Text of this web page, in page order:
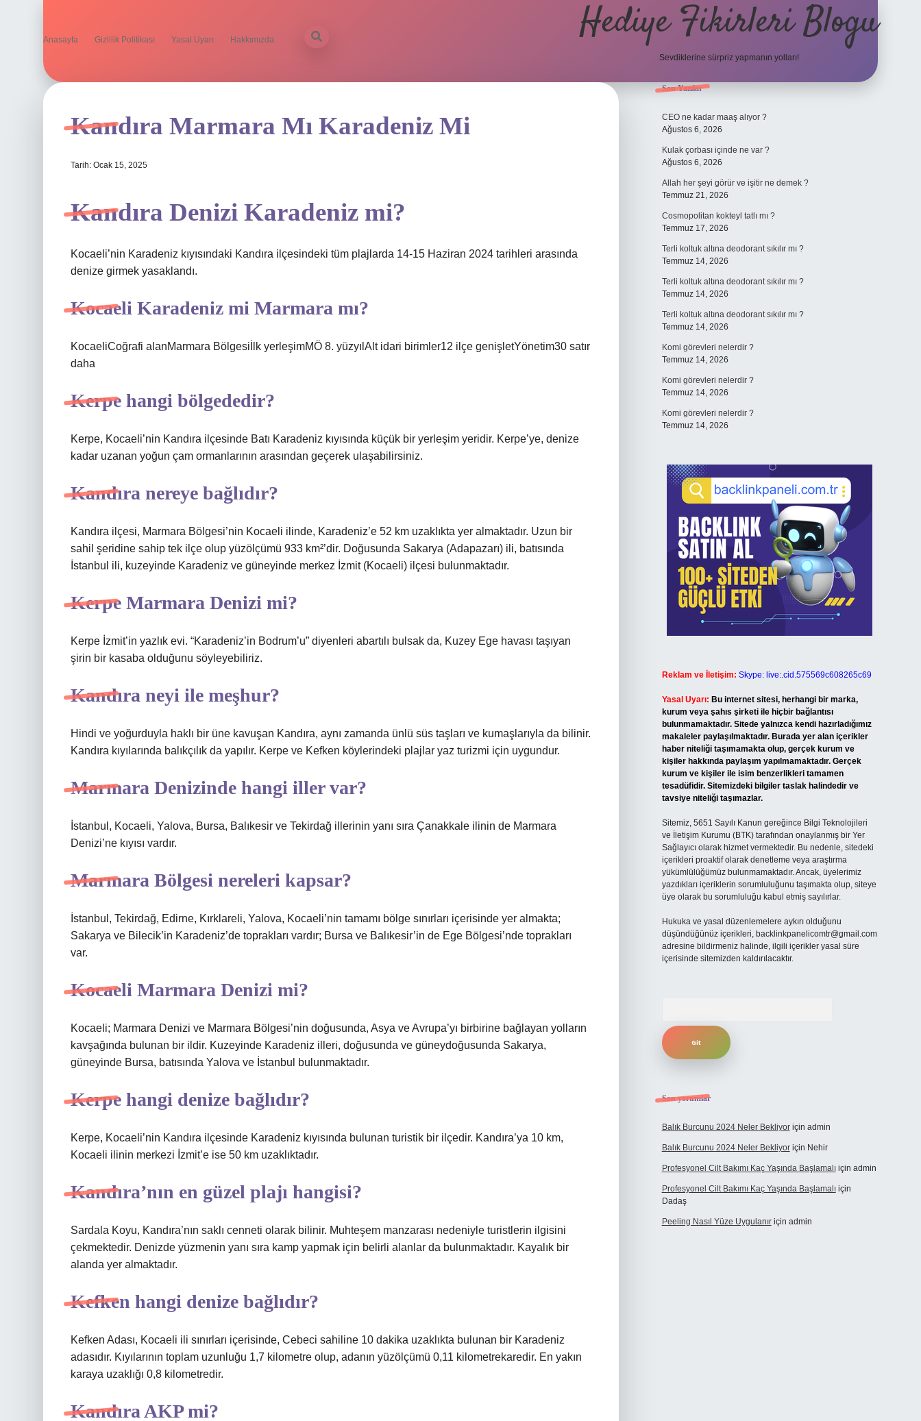
Anasayfa Gizlilik Politikası Yasal Uyarı Hakkımızda Hediye Fikirleri Blogu
Sevdiklerine sürpriz yapmanın yolları!
Kandıra Marmara Mı Karadeniz Mi
Tarih: Ocak 15, 2025
Kandıra Denizi Karadeniz mi?
Kocaeli’nin Karadeniz kıyısındaki Kandıra ilçesindeki tüm plajlarda 14-15 Haziran 2024 tarihleri ​​arasında
denize girmek yasaklandı.
Kocaeli Karadeniz mi Marmara mı?
KocaeliCoğrafi alanMarmara Bölgesiİlk yerleşimMÖ 8. yüzyılAlt idari birimler12 ilçe genişletYönetim30 satır
daha
Kerpe hangi bölgededir?
Kerpe, Kocaeli’nin Kandıra ilçesinde Batı Karadeniz kıyısında küçük bir yerleşim yeridir. Kerpe’ye, denize
kadar uzanan yoğun çam ormanlarının arasından geçerek ulaşabilirsiniz.
Kandıra nereye bağlıdır?
Kandıra ilçesi, Marmara Bölgesi’nin Kocaeli ilinde, Karadeniz’e 52 km uzaklıkta yer almaktadır. Uzun bir
sahil şeridine sahip tek ilçe olup yüzölçümü 933 km²’dir. Doğusunda Sakarya (Adapazarı) ili, batısında
İstanbul ili, kuzeyinde Karadeniz ve güneyinde merkez İzmit (Kocaeli) ilçesi bulunmaktadır.
Kerpe Marmara Denizi mi?
Kerpe İzmit’in yazlık evi. “Karadeniz’in Bodrum’u” diyenleri abartılı bulsak da, Kuzey Ege havası taşıyan
şirin bir kasaba olduğunu söyleyebiliriz.
Kandıra neyi ile meşhur?
Hindi ve yoğurduyla haklı bir üne kavuşan Kandıra, aynı zamanda ünlü süs taşları ve kumaşlarıyla da bilinir.
Kandıra kıyılarında balıkçılık da yapılır. Kerpe ve Kefken köylerindeki plajlar yaz turizmi için uygundur.
Marmara Denizinde hangi iller var?
İstanbul, Kocaeli, Yalova, Bursa, Balıkesir ve Tekirdağ illerinin yanı sıra Çanakkale ilinin de Marmara
Denizi’ne kıyısı vardır.
Marmara Bölgesi nereleri kapsar?
İstanbul, Tekirdağ, Edirne, Kırklareli, Yalova, Kocaeli’nin tamamı bölge sınırları içerisinde yer almakta;
Sakarya ve Bilecik’in Karadeniz’de toprakları vardır; Bursa ve Balıkesir’in de Ege Bölgesi’nde toprakları
var.
Kocaeli Marmara Denizi mi?
Kocaeli; Marmara Denizi ve Marmara Bölgesi’nin doğusunda, Asya ve Avrupa’yı birbirine bağlayan yolların
kavşağında bulunan bir ildir. Kuzeyinde Karadeniz illeri, doğusunda ve güneydoğusunda Sakarya,
güneyinde Bursa, batısında Yalova ve İstanbul bulunmaktadır.
Kerpe hangi denize bağlıdır?
Kerpe, Kocaeli’nin Kandıra ilçesinde Karadeniz kıyısında bulunan turistik bir ilçedir. Kandıra’ya 10 km,
Kocaeli ilinin merkezi İzmit’e ise 50 km uzaklıktadır.
Kandıra’nın en güzel plajı hangisi?
Sardala Koyu, Kandıra’nın saklı cenneti olarak bilinir. Muhteşem manzarası nedeniyle turistlerin ilgisini
çekmektedir. Denizde yüzmenin yanı sıra kamp yapmak için belirli alanlar da bulunmaktadır. Kayalık bir
alanda yer almaktadır.
Kefken hangi denize bağlıdır?
Kefken Adası, Kocaeli ili sınırları içerisinde, Cebeci sahiline 10 dakika uzaklıkta bulunan bir Karadeniz
adasıdır. Kıyılarının toplam uzunluğu 1,7 kilometre olup, adanın yüzölçümü 0,11 kilometrekaredir. En yakın
karaya uzaklığı 0,8 kilometredir.
Kandıra AKP mi?
Sidebar
Son Yazılar
CEO ne kadar maaş alıyor ?
Ağustos 6, 2026
Kulak çorbası içinde ne var ?
Ağustos 6, 2026
Allah her şeyi görür ve işitir ne demek ?
Temmuz 21, 2026
Cosmopolitan kokteyl tatlı mı ?
Temmuz 17, 2026
Terli koltuk altına deodorant sıkılır mı ?
Temmuz 14, 2026
Terli koltuk altına deodorant sıkılır mı ?
Temmuz 14, 2026
Terli koltuk altına deodorant sıkılır mı ?
Temmuz 14, 2026
Komi görevleri nelerdir ?
Temmuz 14, 2026
Komi görevleri nelerdir ?
Temmuz 14, 2026
Komi görevleri nelerdir ?
Temmuz 14, 2026
Reklam ve İletişim: Skype: live:.cid.575569c608265c69
Yasal Uyarı: Bu internet sitesi, herhangi bir marka,
kurum veya şahıs şirketi ile hiçbir bağlantısı
bulunmamaktadır. Sitede yalnızca kendi hazırladığımız
makaleler paylaşılmaktadır. Burada yer alan içerikler
haber niteliği taşımamakta olup, gerçek kurum ve
kişiler hakkında paylaşım yapılmamaktadır. Gerçek
kurum ve kişiler ile isim benzerlikleri tamamen
tesadüfidir. Sitemizdeki bilgiler taslak halindedir ve
tavsiye niteliği taşımazlar.
Sitemiz, 5651 Sayılı Kanun gereğince Bilgi Teknolojileri
ve İletişim Kurumu (BTK) tarafından onaylanmış bir Yer
Sağlayıcı olarak hizmet vermektedir. Bu nedenle, sitedeki
içerikleri proaktif olarak denetleme veya araştırma
yükümlülüğümüz bulunmamaktadır. Ancak, üyelerimiz
yazdıkları içeriklerin sorumluluğunu taşımakta olup, siteye
üye olarak bu sorumluluğu kabul etmiş sayılırlar.
Hukuka ve yasal düzenlemelere aykırı olduğunu
düşündüğünüz içerikleri, backlinkpanelicomtr@gmail.com
adresine bildirmeniz halinde, ilgili içerikler yasal süre
içerisinde sitemizden kaldırılacaktır.
Son yorumlar
Balık Burcunu 2024 Neler Bekliyoriçin admin
Balık Burcunu 2024 Neler Bekliyoriçin Nehir
Profesyonel Cilt Bakımı Kaç Yaşında Başlamalıiçin admin
Profesyonel Cilt Bakımı Kaç Yaşında Başlamalıiçin
Dadaş
Peeling Nasıl Yüze Uygulanıriçin admin